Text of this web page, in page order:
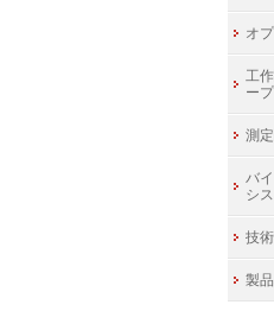
オ
工
ープ
測
バ
シ
技
製